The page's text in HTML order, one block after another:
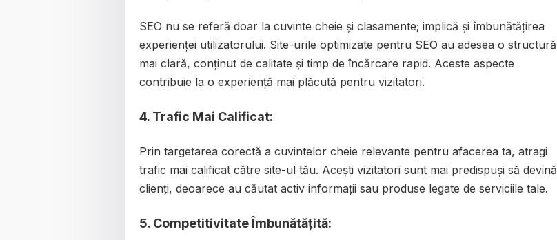
SEO nu se referă doar la cuvinte cheie și clasamente; implică și îmbunătățirea
experienței utilizatorului. Site-urile optimizate pentru SEO au adesea o structură
mai clară, conținut de calitate și timp de încărcare rapid. Aceste aspecte
contribuie la o experiență mai plăcută pentru vizitatori.
4. Trafic Mai Calificat:
Prin targetarea corectă a cuvintelor cheie relevante pentru afacerea ta, atragi
trafic mai calificat către site-ul tău. Acești vizitatori sunt mai predispuși să devină
clienți, deoarece au căutat activ informații sau produse legate de serviciile tale.
5. Competitivitate Îmbunătățită: